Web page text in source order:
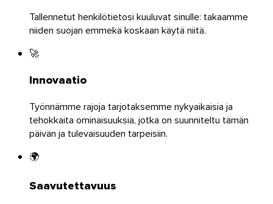
Tallennetut henkilötietosi kuuluvat sinulle: takaamme
niiden suojan emmekä koskaan käytä niitä.
🚀
Innovaatio
Työnnämme rajoja tarjotaksemme nykyaikaisia ja
tehokkaita ominaisuuksia, jotka on suunniteltu tämän
päivän ja tulevaisuuden tarpeisiin.
🌍
Saavutettavuus